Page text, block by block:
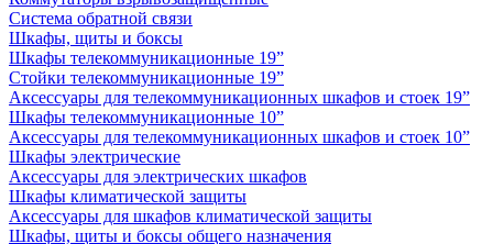
Система обратной связи
Шкафы, щиты и боксы
Шкафы телекоммуникационные 19”
Стойки телекоммуникационные 19”
Аксессуары для телекоммуникационных шкафов и стоек 19”
Шкафы телекоммуникационные 10”
Аксессуары для телекоммуникационных шкафов и стоек 10”
Шкафы электрические
Аксессуары для электрических шкафов
Шкафы климатической защиты
Аксессуары для шкафов климатической защиты
Шкафы, щиты и боксы общего назначения